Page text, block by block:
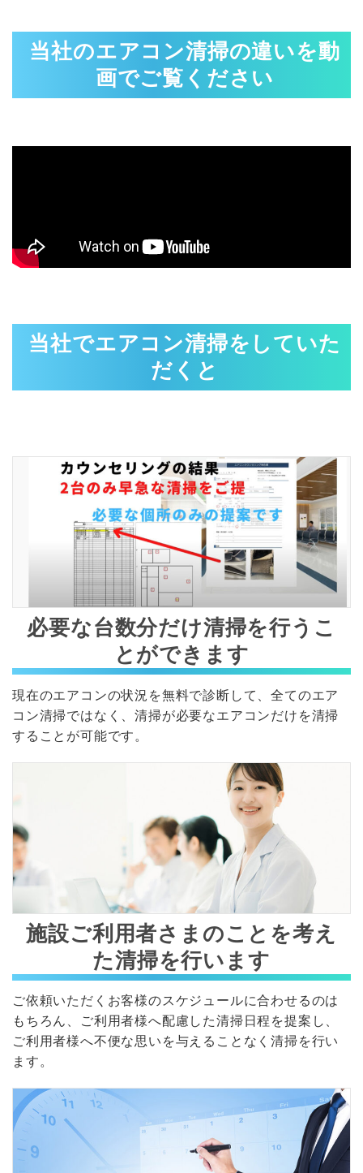
当社のエアコン清掃の違いを動
画でご覧ください
当社でエアコン清掃をしていた
だくと
必要な台数分だけ清掃を行うこ
とができます
現在のエアコンの状況を無料で診断して、全てのエア
コン清掃ではなく、清掃が必要なエアコンだけを清掃
することが可能です。
施設ご利用者さまのことを考え
た清掃を行います
ご依頼いただくお客様のスケジュールに合わせるのは
もちろん、ご利用者様へ配慮した清掃日程を提案し、
ご利用者様へ不便な思いを与えることなく清掃を行い
ます。